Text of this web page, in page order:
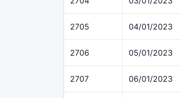
2705 04/01/2023
2706 05/01/2023
2707 06/01/2023